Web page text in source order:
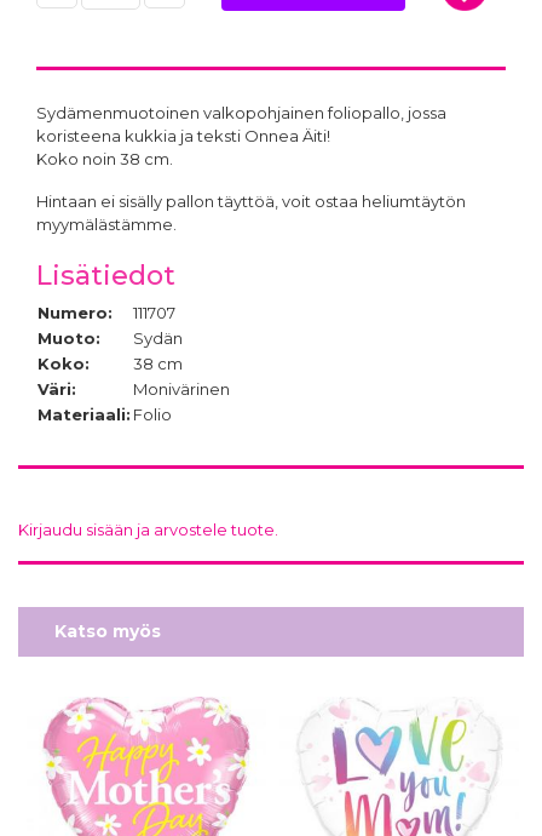
Sydämenmuotoinen valkopohjainen foliopallo, jossa
koristeena kukkia ja teksti Onnea Äiti!
Koko noin 38 cm.
Hintaan ei sisälly pallon täyttöä, voit ostaa heliumtäytön
myymälästämme.
Lisätiedot
Numero:
111707
Muoto:
Sydän
Koko:
38 cm
Väri:
Monivärinen
Materiaali: Folio
Kirjaudu sisään ja arvostele tuote.
Katso myös